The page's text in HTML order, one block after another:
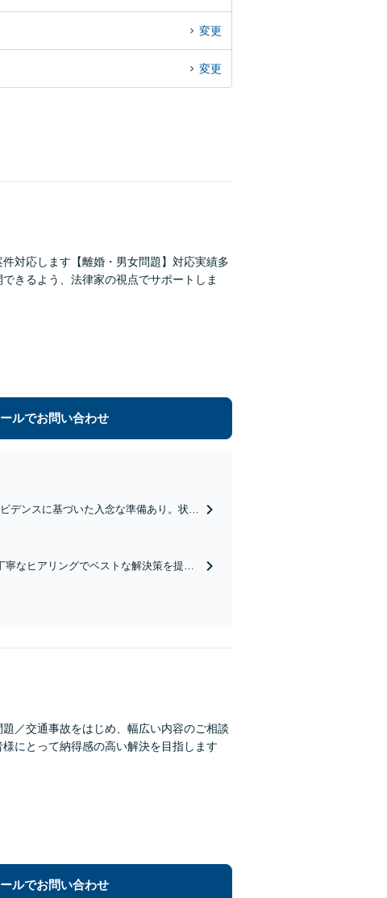
変更
変更
対応します【離婚・男女問題】対応実績多
きるよう、法律家の視点でサポートしま
ルでお問い合わせ
デンスに基づいた入念な準備あり。状況
なヒアリングでベストな解決策を提案
／交通事故をはじめ、幅広い内容のご相談
にとって納得感の高い解決を目指します
ルでお問い合わせ